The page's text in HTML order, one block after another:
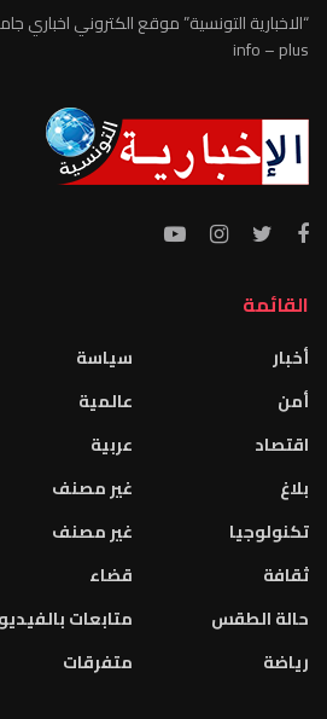
“الاخبارية التونسية” موقع الكتروني
info – plus
القائمة
أخبار
أمن
اقتصاد
بلاغ
تكنولوجيا
ثقافة
حالة الطقس
رياضة
سياسة
عالمية
عربية
غير مصنف
غير مصنف
قضاء
متابعات بالفيديو
متفرقات